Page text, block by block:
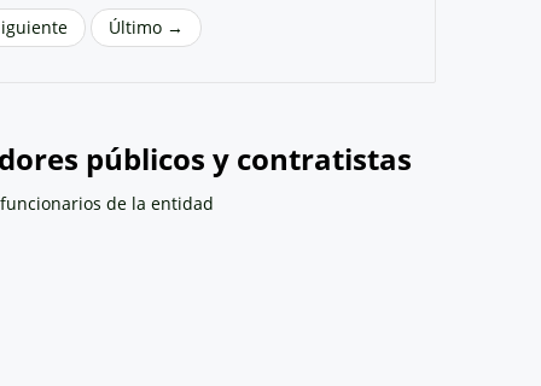
Último →
públicos y contratistas